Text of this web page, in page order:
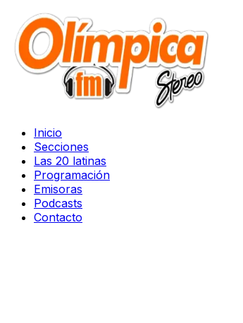
Inicio
Secciones
Las 20 latinas
Programación
Emisoras
Podcasts
Contacto